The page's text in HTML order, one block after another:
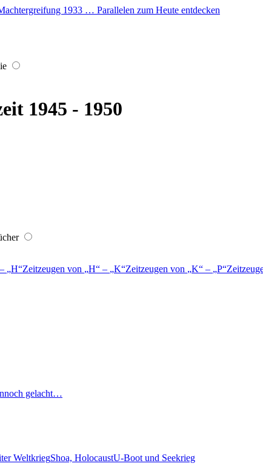
1933 … Parallelen zum Heute entdecken
– H Zeitzeugen von H – K Zeitzeugen von K – P
gelacht…
WeltkriegShoa, HolocaustU-Boot und Seekrieg
1945 - 1950